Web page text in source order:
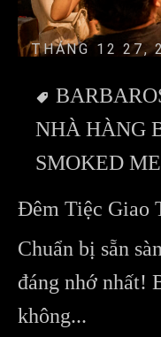
THÁNG 12 27,
NHÀ HÀNG
SMOKED
Đêm Tiệc Giao
Chuẩn bị sẵn
đáng nhớ nhất!
không...